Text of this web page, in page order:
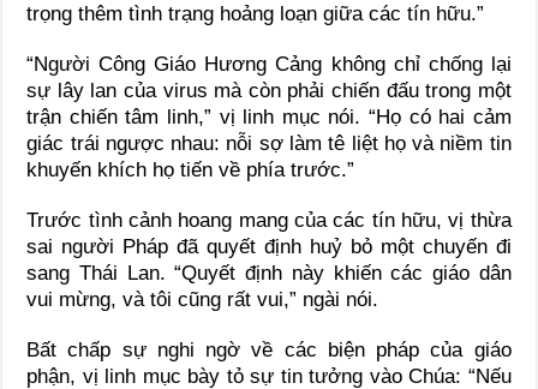
trọng thêm tình trạng hoảng loạn giữa các tín hữu.”
“Người Công Giáo Hương Cảng không chỉ chống lại
sự lây lan của virus mà còn phải chiến đấu trong một
trận chiến tâm linh,” vị linh mục nói. “Họ có hai cảm
giác trái ngược nhau: nỗi sợ làm tê liệt họ và niềm tin
khuyến khích họ tiến về phía trước.”
Trước tình cảnh hoang mang của các tín hữu, vị thừa
sai người Pháp đã quyết định huỷ bỏ một chuyến đi
sang Thái Lan. “Quyết định này khiến các giáo dân
vui mừng, và tôi cũng rất vui,” ngài nói.
Bất chấp sự nghi ngờ về các biện pháp của giáo
phận, vị linh mục bày tỏ sự tin tưởng vào Chúa: “Nếu